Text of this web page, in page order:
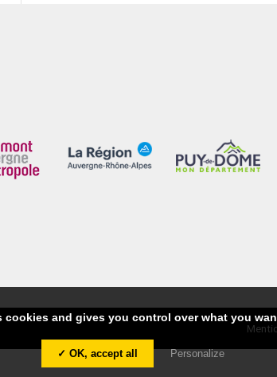
cookies and gives you control over what you
✓ OK, accept all Personalize